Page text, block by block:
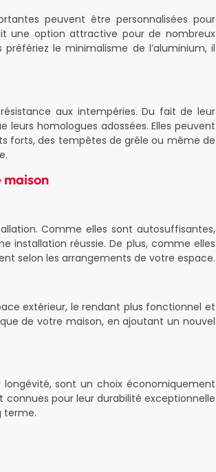
peuvent être personnalisées pour
une option attractive pour de nombreux
le minimalisme de l’aluminium, il
aux intempéries. Du fait de leur
homologues adossées. Elles peuvent
forts, des tempêtes de grêle ou même de
Comme elles sont autosuffisantes,
installation réussie. De plus, comme elles
selon les arrangements de votre espace.
extérieur, le rendant plus fonctionnel et
de votre maison, en ajoutant un nouvel
sont un choix économiquement
connues pour leur durabilité exceptionnelle
terme.